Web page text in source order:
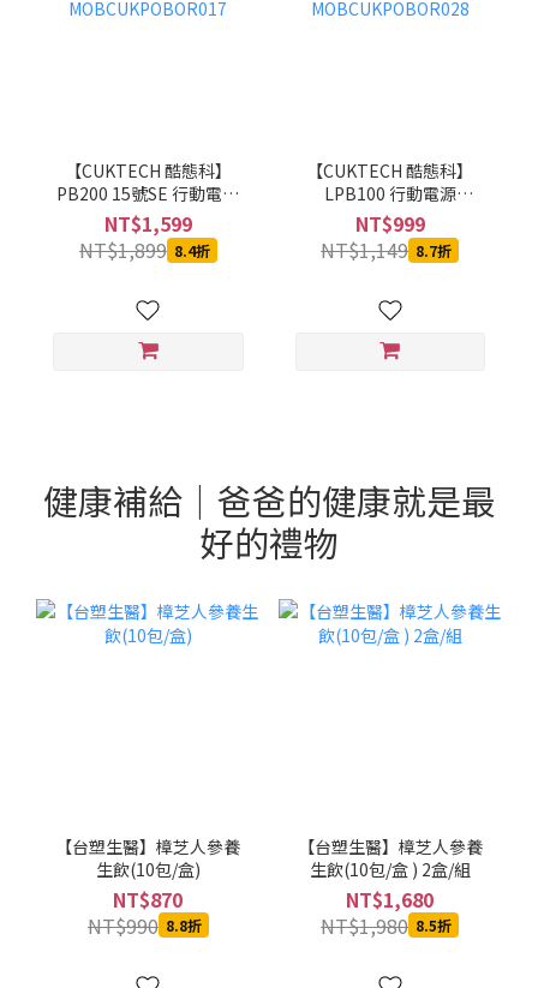
【CUKTECH 酷態科】
PB200 15號SE 行動電源
20000mAh-100W (灰色)-
MOBCUKPOBOR017
NT$1,599
NT$1,899 8.4折
【CUKTECH 酷態科】
LPB100 行動電源
10000mAh-33W (星雲
灰)-MOBCUKPOBOR028
NT$999
NT$1,149 8.7折
健康補給｜爸爸的健康就是最
好的禮物
【台塑生醫】樟芝人參養
生飲(10包/盒)
NT$870
NT$990 8.8折
【台塑生醫】樟芝人參養
生飲(10包/盒 ) 2盒/組
NT$1,680
NT$1,980 8.5折